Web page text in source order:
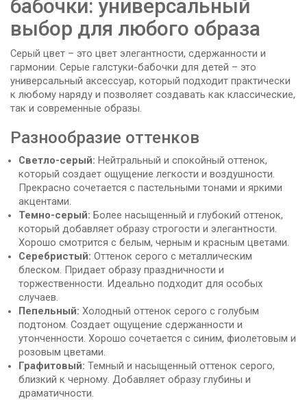
бабочки: универсальный
выбор для любого образа
Серый цвет – это цвет элегантности, сдержанности и
гармонии. Серые галстуки-бабочки для детей – это
универсальный аксессуар, который подходит практически
к любому наряду и позволяет создавать как классические,
так и современные образы.
Разнообразие оттенков
Светло-серый: Нейтральный и спокойный оттенок,
который создает ощущение легкости и воздушности.
Прекрасно сочетается с пастельными тонами и яркими
акцентами.
Темно-серый: Более насыщенный и глубокий оттенок,
который добавляет образу строгости и элегантности.
Хорошо смотрится с белым, черным и красным цветами.
Серебристый: Оттенок серого с металлическим
блеском. Придает образу праздничности и
торжественности. Идеально подходит для особых
случаев.
Пепельный: Холодный оттенок серого с голубым
подтоном. Создает ощущение сдержанности и
утонченности. Хорошо сочетается с синим, фиолетовым и
розовым цветами.
Графитовый: Темный и насыщенный оттенок серого,
близкий к черному. Добавляет образу глубины и
драматичности.